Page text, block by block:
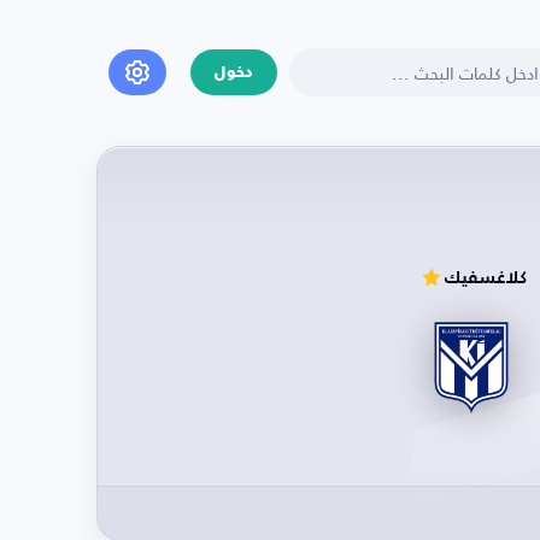
دخول
كلاغسفيك